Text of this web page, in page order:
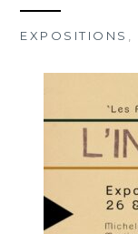
EXPOSITIONS ,